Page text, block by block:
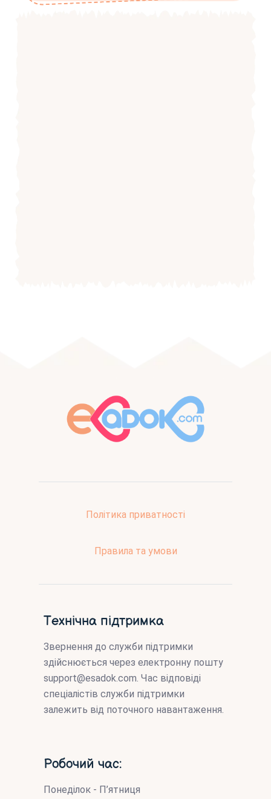
Політика приватності
Правила та умови
Технічна підтримка
Звернення до служби підтримки
здійснюється через електронну пошту
support@esadok.com. Час відповіді
спеціалістів служби підтримки
залежить від поточного навантаження.
Робочий час:
Понеділок - П’ятниця